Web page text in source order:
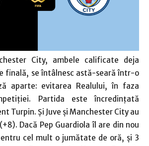
City, ambele calificate deja
finală, se întâlnesc astă-seară într-o
aparte: evitarea Realului, în faza
Partida este încredinţată
Turpin. Şi Juve şi Manchester City au
Dacă Pep Guardiola îl are din nou
cel mult o jumătate de oră, şi 3